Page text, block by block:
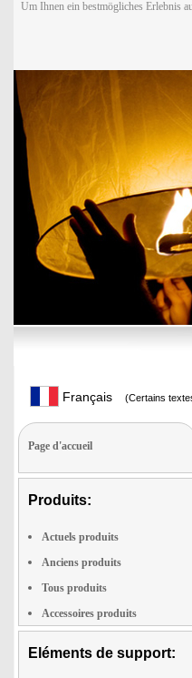
Um Ihnen ein bestmögliches Erlebnis
Français (Certains
Page d'accueil
Produits:
Actuels produits
Anciens produits
Tous produits
Accessoires produits
Eléments de support: